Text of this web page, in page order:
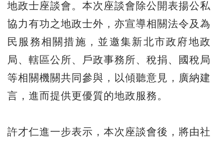
地政士座談會。本次座談會除公開表揚公私
協力有功之地政士外，亦宣導相關法令及為
民服務相關措施，並邀集新北市政府地政
局、轄區公所、戶政事務所、稅捐、國稅局
等相關機關共同參與，以傾聽意見，廣納建
言，進而提供更優質的地政服務。
許才仁進一步表示，本次座談會後，將由社